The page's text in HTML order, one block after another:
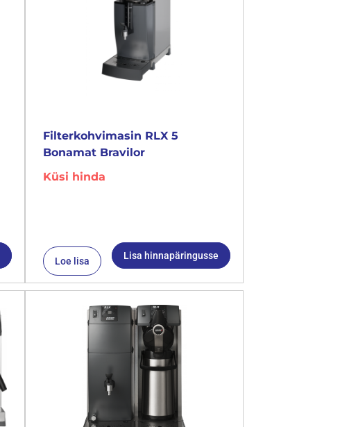
Filterkohvimasin RLX 5
Bonamat Bravilor
Küsi hinda
Loe lisa Lisa hinnapäringusse